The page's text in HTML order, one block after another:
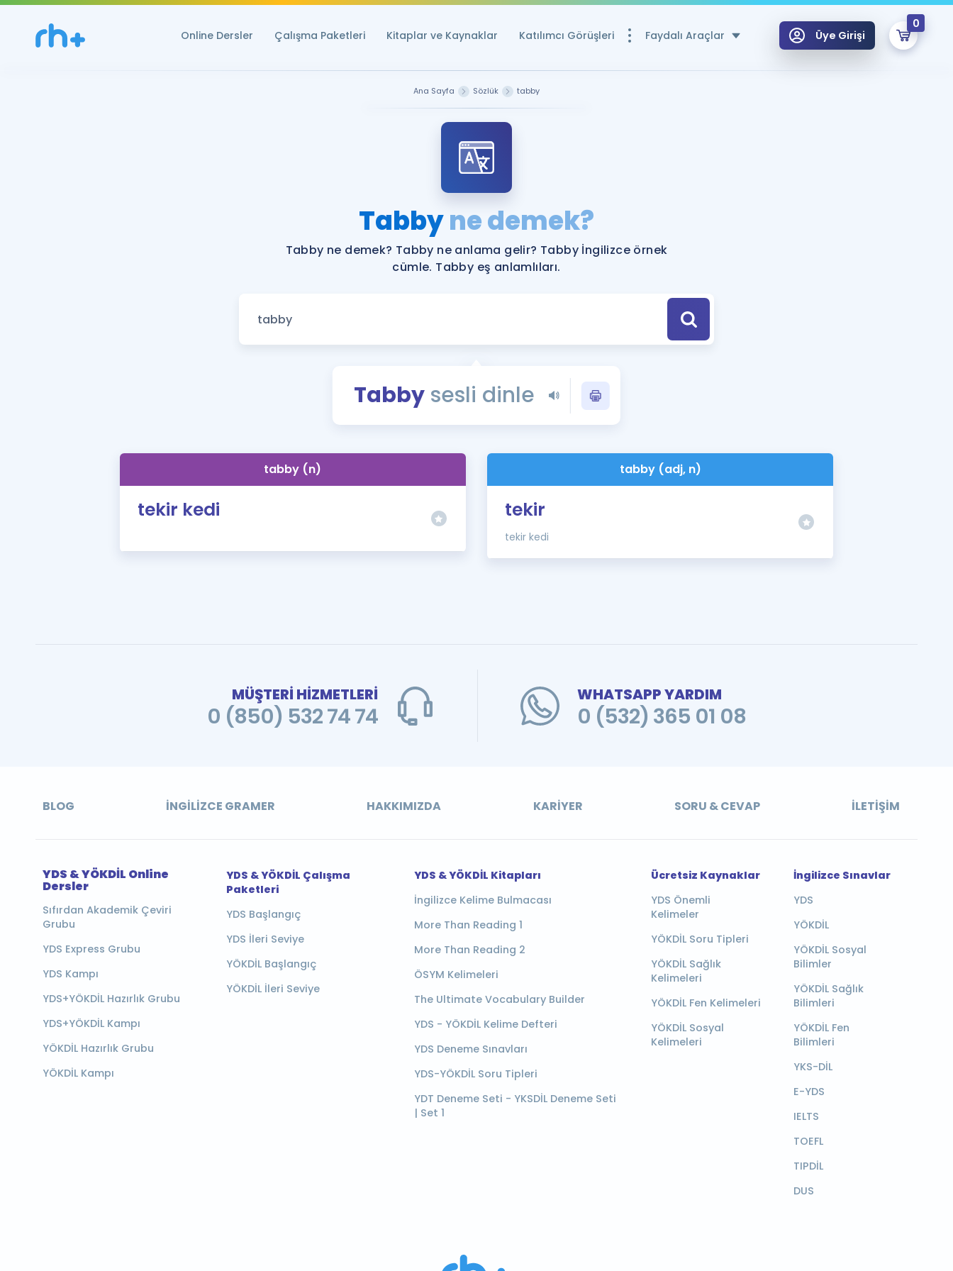
Online Dersler Çalışma Paketleri Kitaplar ve Kaynaklar Katılımcı Görüşleri Faydalı Araçlar
YDS ve YÖKDİL Puan Hesaplama Aracı
Rehberlik Aracı
YDS ve YÖKDİL'e Hazırlananlar için Öneriler
Tüm ÖSYM Sınavları Tek Takvimde
YDS - YÖKDİL Tüm Sınavlarla İlgili Haberler
İngilizce Gramer
Üye Girişi
0
Ana Sayfa Sözlük tabby
Tabbyne demek?
Tabby ne demek? Tabby ne anlama gelir? Tabby İngilizce örnek
cümle. Tabby eş anlamlıları.
Tabbysesli dinle
tabby (n)
tekir kedi
tabby (adj, n)
tekir
tekir kedi
MÜŞTERİ HİZMETLERİ
0 (850) 532 74 74
WHATSAPP YARDIM
0 (532) 365 01 08
BLOG İNGILIZCE GRAMER HAKKIMIZDA KARIYER SORU & CEVAP İLETIŞIM
YDS & YÖKDİL Online
Dersler
Sıfırdan Akademik Çeviri
Grubu
YDS Express Grubu
YDS Kampı
YDS+YÖKDİL Hazırlık Grubu
YDS+YÖKDİL Kampı
YÖKDİL Hazırlık Grubu
YÖKDİL Kampı
YDS & YÖKDİL Çalışma
Paketleri
YDS Başlangıç
YDS İleri Seviye
YÖKDİL Başlangıç
YÖKDİL İleri Seviye
YDS & YÖKDİL Kitapları
İngilizce Kelime Bulmacası
More Than Reading 1
More Than Reading 2
ÖSYM Kelimeleri
The Ultimate Vocabulary Builder
YDS - YÖKDİL Kelime Defteri
YDS Deneme Sınavları
YDS-YÖKDİL Soru Tipleri
YDT Deneme Seti - YKSDİL Deneme Seti
| Set 1
Ücretsiz Kaynaklar
YDS Önemli
Kelimeler
YÖKDİL Soru Tipleri
YÖKDİL Sağlık
Kelimeleri
YÖKDİL Fen Kelimeleri
YÖKDİL Sosyal
Kelimeleri
İngilizce Sınavlar
YDS
YÖKDİL
YÖKDİL Sosyal
Bilimler
YÖKDİL Sağlık
Bilimleri
YÖKDİL Fen
Bilimleri
YKS-DİL
E-YDS
IELTS
TOEFL
TIPDİL
DUS